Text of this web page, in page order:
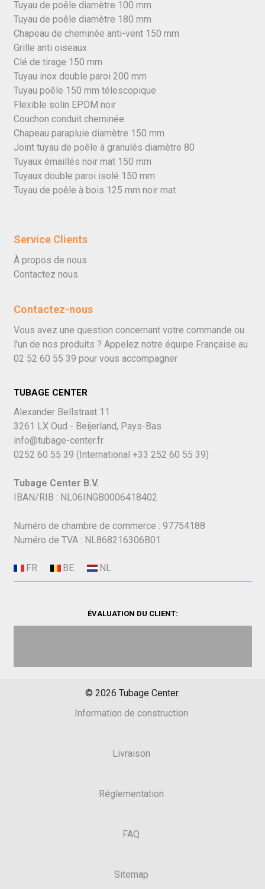
Tuyau de poêle diamètre 100 mm
Tuyau de poêle diamètre 180 mm
Chapeau de cheminée anti-vent 150 mm
Grille anti oiseaux
Clé de tirage 150 mm
Tuyau inox double paroi 200 mm
Tuyau poêle 150 mm télescopique
Flexible solin EPDM noir
Couchon conduit cheminée
Chapeau parapluie diamètre 150 mm
Joint tuyau de poêle à granulés diamètre 80
Tuyaux émaillés noir mat 150 mm
Tuyaux double paroi isolé 150 mm
Tuyau de poêle à bois 125 mm noir mat
Service Clients
À propos de nous
Contactez nous
Contactez-nous
Vous avez une question concernant votre commande ou
l'un de nos produits ? Appelez notre équipe Française au
02 52 60 55 39 pour vous accompagner
TUBAGE CENTER
Alexander Bellstraat 11
3261 LX Oud - Beijerland, Pays-Bas
info@tubage-center.fr
0252 60 55 39 (International +33 252 60 55 39)
Tubage Center B.V.
IBAN/RIB : NL06INGB0006418402
Numéro de chambre de commerce : 97754188
Numéro de TVA : NL868216306B01
ÉVALUATION DU CLIENT:
© 2026 Tubage Center.
Information de construction
Livraison
Réglementation
FAQ
Sitemap